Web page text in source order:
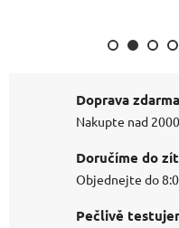
Doprava zdarma
Nakupte nad
Doručíme do
Objednejte do
Pečlivě